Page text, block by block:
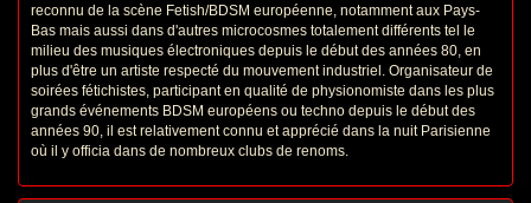
reconnu de la scène Fetish/BDSM européenne, notamment aux Pays-
Bas mais aussi dans d'autres microcosmes totalement différents tel le
milieu des musiques électroniques depuis le début des années 80, en
plus d'être un artiste respecté du mouvement industriel. Organisateur de
soirées fétichistes, participant en qualité de physionomiste dans les plus
grands événements BDSM européens ou techno depuis le début des
années 90, il est relativement connu et apprécié dans la nuit Parisienne
où il y officia dans de nombreux clubs de renoms.